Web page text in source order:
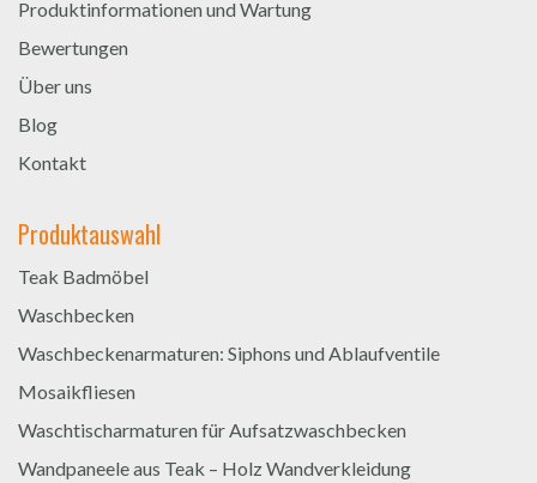
Produktinformationen und Wartung
Bewertungen
Über uns
Blog
Kontakt
Produktauswahl
Teak Badmöbel
Waschbecken
Waschbeckenarmaturen: Siphons und Ablaufventile
Mosaikfliesen
Waschtischarmaturen für Aufsatzwaschbecken
Wandpaneele aus Teak – Holz Wandverkleidung